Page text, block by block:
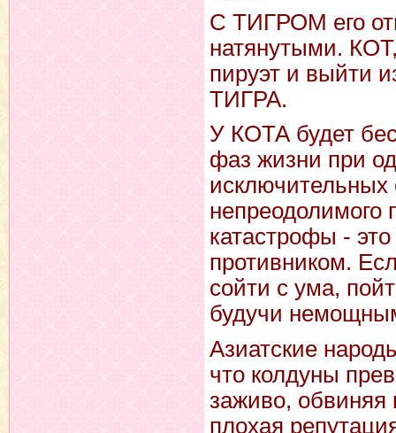
С ТИГРОМ его
натянутыми.
пируэт и выйти
ТИГРА.
У КОТА будет
фаз жизни при
исключительных
непреодолимого
катастрофы -
противником.
сойти с ума,
будучи
Азиатские
что колдуны
заживо, обвиняя
плохая